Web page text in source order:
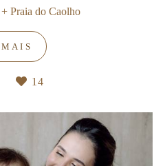
Praia do Caolho
14